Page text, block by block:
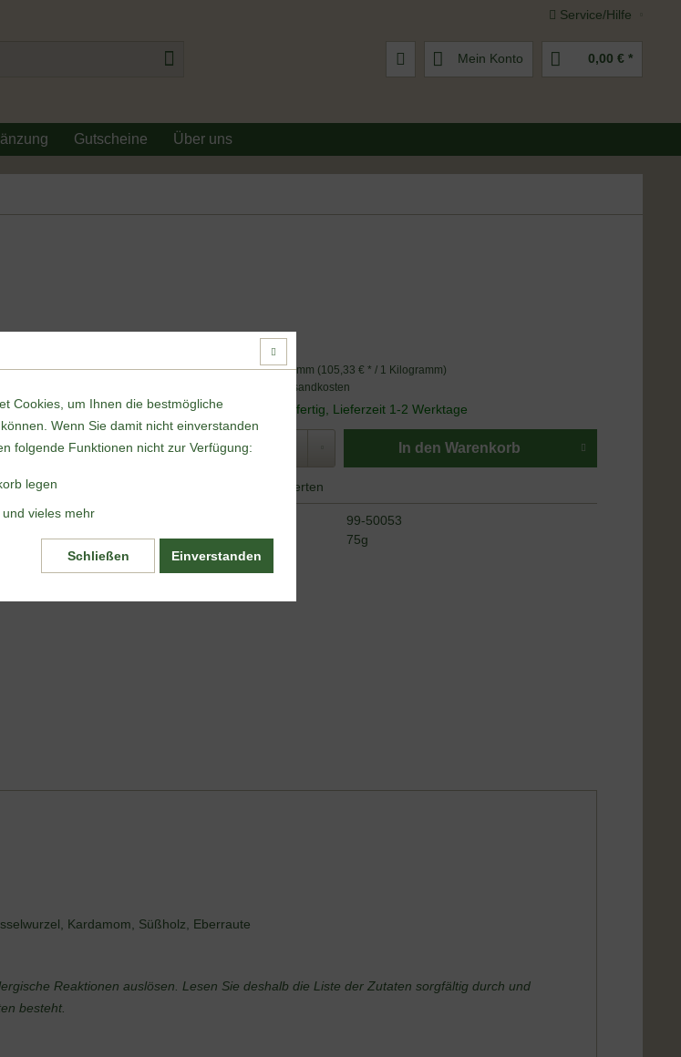
Service/Hilfe
Mein Konto 0,00 € *
Gutscheine Über uns
7,90 € *
Inhalt:0.075 Kilogramm (105,33 € * / 1 Kilogramm)
zzgl. Versandkosten
Sofort versandfertig, Lieferzeit 1-2 Werktage
In den Warenkorb
Bewerten
99-50053
Packungsinhalt:
75g
Kardamom, Süßholz, Eberraute
Reaktionen auslösen. Lesen Sie deshalb die Liste der Zutaten sorgfältig durch und
besteht.
Cookies, um Ihnen die bestmögliche
Wenn Sie damit nicht einverstanden
folgende Funktionen nicht zur Verfügung:
legen
vieles mehr
Einverstanden
Schließen